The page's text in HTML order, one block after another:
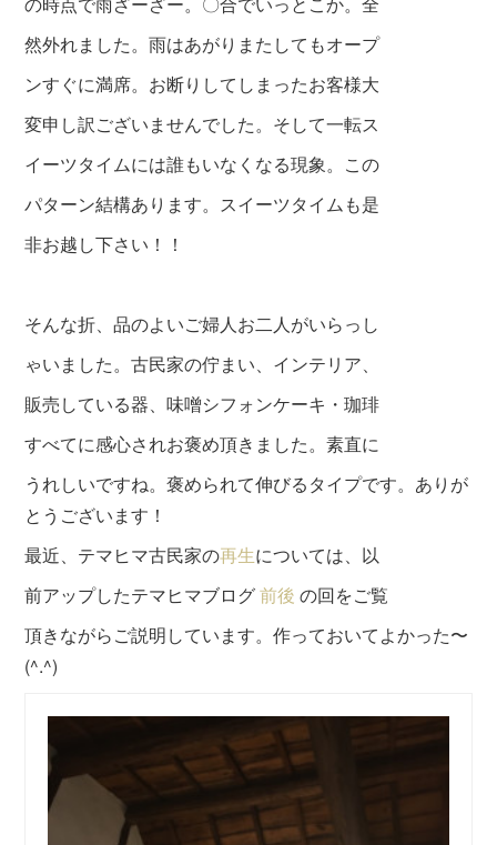
然外れました。雨はあがりまたしてもオープ
ンすぐに満席。お断りしてしまったお客様大
変申し訳ございませんでした。そして一転ス
イーツタイムには誰もいなくなる現象。この
パターン結構あります。スイーツタイムも是
非お越し下さい！！
そんな折、品のよいご婦人お二人がいらっし
ゃいました。古民家の佇まい、インテリア、
販売している器、味噌シフォンケーキ・珈琲
すべてに感心されお褒め頂きました。素直に
うれしいですね。褒められて伸びるタイプです。ありが
とうございます！
最近、テマヒマ古民家の再生については、以
前アップしたテマヒマブログ前後 の回をご覧
頂きながらご説明しています。作っておいてよかった〜
(^.^)